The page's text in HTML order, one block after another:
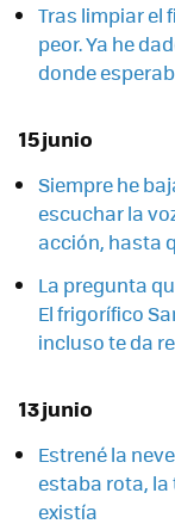
Tras limpiar el
peor. Ya he
donde
15 junio
Siempre he
escuchar la
acción, hasta
La pregunta
El frigorífico
incluso te da
13 junio
Estrené la
estaba rota, la
existía